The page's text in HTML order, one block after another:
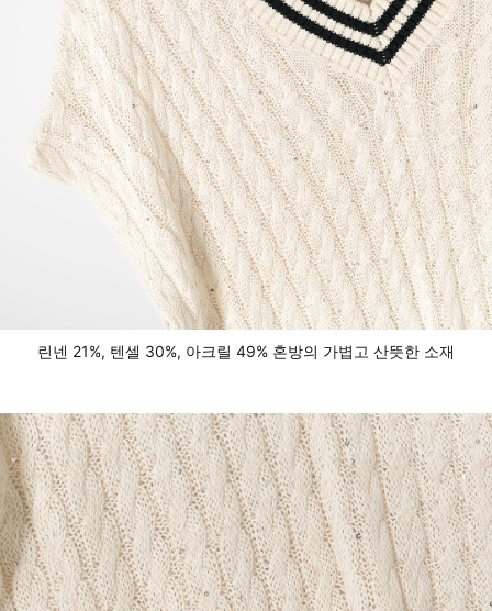
린넨 21%, 텐셀 30%, 아크릴 49% 혼방의 가볍고 산뜻한 소재